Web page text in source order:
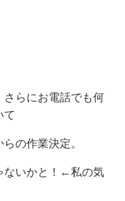
さらにお電話でも何
て
の作業決定。
ないかと！←私の気